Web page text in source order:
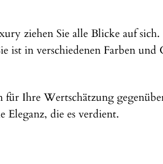
ziehen Sie alle Blicke auf
ist in verschiedenen Farben und
Ihre Wertschätzung
die es verdient.